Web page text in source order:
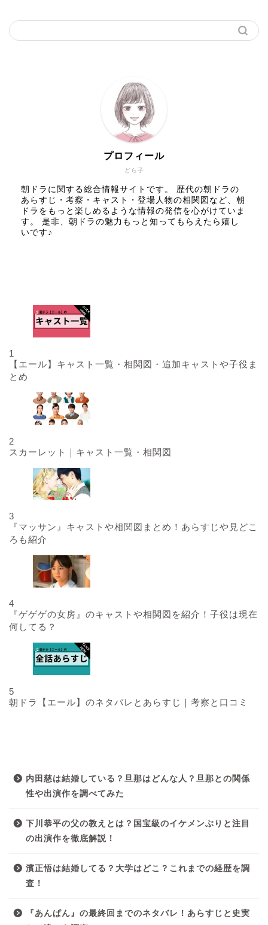
どら子
プロフィール
朝ドラに関する総合情報サイトです。 歴代の朝ドラの
あらすじ・考察・キャスト・登場人物の相関図など、朝
ドラをもっと楽しめるような情報の発信を心がけていま
す。 是非、朝ドラの魅力もっと知ってもらえたら嬉し
いです♪
1
【エール】キャスト一覧・相関図・追加キャストや子役ま
とめ
2
スカーレット｜キャスト一覧・相関図
3
『マッサン』キャストや相関図まとめ！あらすじや見どこ
ろも紹介
4
『ゲゲゲの女房』のキャストや相関図を紹介！子役は現在
何してる？
5
朝ドラ【エール】のネタバレとあらすじ｜考察と口コミ
内田慈は結婚している？旦那はどんな人？旦那との関係
性や出演作を調べてみた
下川恭平の父の教えとは？国宝級のイケメンぶりと注目
の出演作を徹底解説！
濱正悟は結婚してる？大学はどこ？これまでの経歴を調
査！
『あんぱん』の最終回までのネタバレ！あらすじと史実